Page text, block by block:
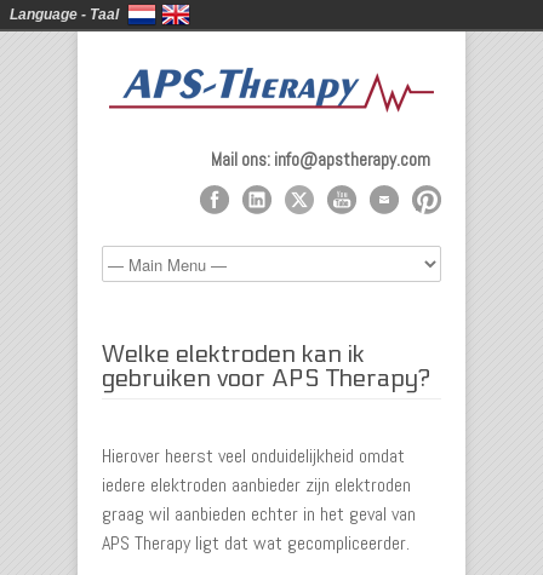
Mail ons: info@apstherapy.com
Welke elektroden kan ik
gebruiken voor APS Therapy?
Hierover heerst veel onduidelijkheid omdat
iedere elektroden aanbieder zijn elektroden
graag wil aanbieden echter in het geval van
APS Therapy ligt dat wat gecompliceerder.
Language - Taal